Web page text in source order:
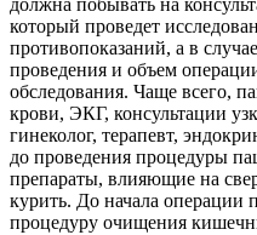
должна побывать на
который проведет
противопоказаний, а в
проведения и объем
обследования. Чаще всего,
крови, ЭКГ, консультации
гинеколог, терапевт,
до проведения процедуры
препараты, влияющие на
курить. До начала операции
процедуру очищения